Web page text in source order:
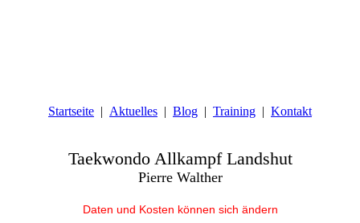
Startseite Aktuelles Blog Training Kontakt
Taekwondo Allkampf Landshut
Pierre Walther
Daten und Kosten können sich ändern